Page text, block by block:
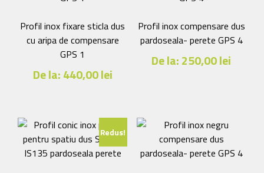
Profil inox fixare sticla dus
cu aripa de compensare
GPS 1
De la:440,00lei
are
mai
multe
Profil inox compensare dus
pardoseala- perete GPS 4
De la:250,00lei
mai
multe
variații.
Redus!